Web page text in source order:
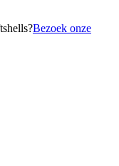
Bezoek onze